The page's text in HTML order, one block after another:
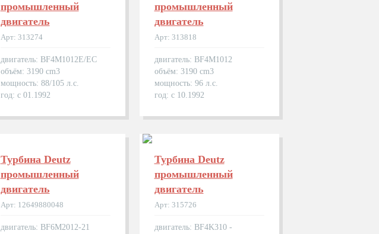
промышленный
двигатель
Арт: 313274
двигатель: BF4M1012E/EC
объём: 3190 cm3
мощность: 88/105 л.с.
год: с 01.1992
промышленный
двигатель
Арт: 313818
двигатель: BF4M1012
объём: 3190 cm3
мощность: 96 л.с.
год: с 10.1992
Турбина Deutz
промышленный
двигатель
Арт: 12649880048
двигатель: BF6M2012-21
Турбина Deutz
промышленный
двигатель
Арт: 315726
двигатель: BF4K310 -